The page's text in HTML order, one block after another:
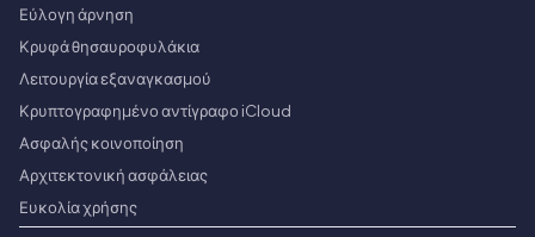
Εύλογη άρνηση
Κρυφά θησαυροφυλάκια
Λειτουργία εξαναγκασμού
Κρυπτογραφημένο αντίγραφο iCloud
Ασφαλής κοινοποίηση
Αρχιτεκτονική ασφάλειας
Ευκολία χρήσης